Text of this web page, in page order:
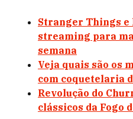
Stranger Things e
streaming para
semana
Veja quais são os
com coquetelaria
Revolução do
clássicos da Fogo